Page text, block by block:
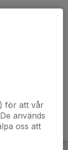
för att vår
används
oss att